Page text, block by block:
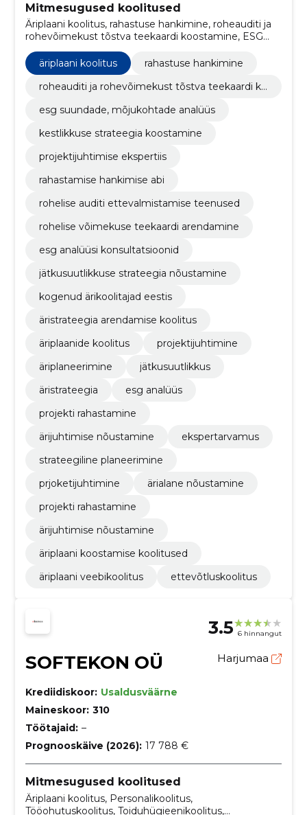
Mitmesugused koolitused
Äriplaani koolitus, rahastuse hankimine, roheauditi ja
rohevõimekust tõstva teekaardi koostamine, ESG
suundade, mõjukohtade analüüs, kestlikkuse
strateegia koostamine, projektijuhtimise ekspertiis,
rahastamise hankimise abi, rohelise auditi
ettevalmistamise teenused, rohelise võimekuse
äriplaani koolitus
rahastuse hankimine
roheauditi ja rohevõimekust tõstva teekaardi ko
esg suundade, mõjukohtade analüüs
kestlikkuse strateegia koostamine
projektijuhtimise ekspertiis
rahastamise hankimise abi
rohelise auditi ettevalmistamise teenused
rohelise võimekuse teekaardi arendamine
esg analüüsi konsultatsioonid
jätkusuutlikkuse strateegia nõustamine
kogenud ärikoolitajad eestis
äristrateegia arendamise koolitus
äriplaanide koolitus
projektijuhtimine
äriplaneerimine
jätkusuutlikkus
äristrateegia
esg analüüs
projekti rahastamine
ärijuhtimise nõustamine
ekspertarvamus
strateegiline planeerimine
prjoketijuhtimine
ärialane nõustamine
projekti rahastamine
ärijuhtimise nõustamine
äriplaani koostamise koolitused
äriplaani veebikoolitus
ettevõtluskoolitus
3.5 6 hinnangut
SOFTEKON OÜ Harjumaa
Krediidiskoor: Usaldusväärne
Maineskoor: 310
Töötajaid: –
Prognooskäive (2026): 17 788 €
Mitmesugused koolitused
Äriplaani koolitus, Personalikoolitus,
Tööohutuskoolitus, Toiduhügieenikoolitus,